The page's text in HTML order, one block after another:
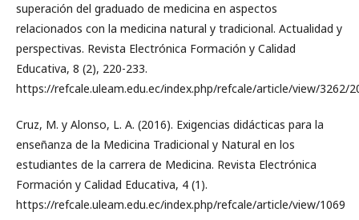
superación del graduado de medicina en aspectos
relacionados con la medicina natural y tradicional. Actualidad y
perspectivas. Revista Electrónica Formación y Calidad
Educativa, 8 (2), 220-233.
https://refcale.uleam.edu.ec/index.php/refcale/article/view/3262/
Cruz, M. y Alonso, L. A. (2016). Exigencias didácticas para la
enseñanza de la Medicina Tradicional y Natural en los
estudiantes de la carrera de Medicina. Revista Electrónica
Formación y Calidad Educativa, 4 (1).
https://refcale.uleam.edu.ec/index.php/refcale/article/view/1069